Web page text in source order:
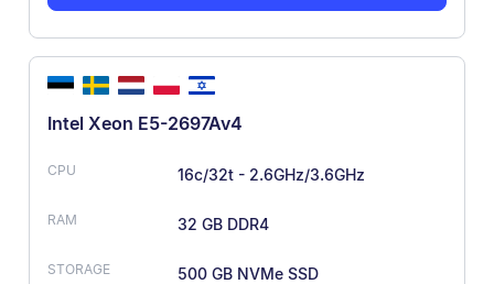
Intel Xeon E5-2697Av4
16c/32t - 2.6GHz/3.6GHz
32 GB DDR4
500 GB NVMe SSD